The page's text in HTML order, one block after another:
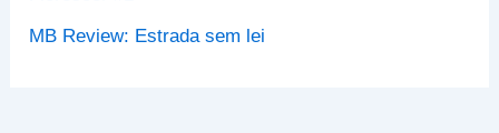
MB Review: Estrada sem lei